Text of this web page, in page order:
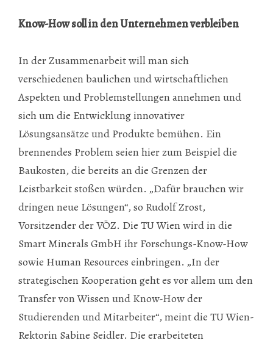
Know-How soll in den Unternehmen verbleiben
In der Zusammenarbeit will man sich
verschiedenen baulichen und wirtschaftlichen
Aspekten und Problemstellungen annehmen und
sich um die Entwicklung innovativer
Lösungsansätze und Produkte bemühen. Ein
brennendes Problem seien hier zum Beispiel die
Baukosten, die bereits an die Grenzen der
Leistbarkeit stoßen würden. „Dafür brauchen wir
dringen neue Lösungen“, so Rudolf Zrost,
Vorsitzender der VÖZ. Die TU Wien wird in die
Smart Minerals GmbH ihr Forschungs-Know-How
sowie Human Resources einbringen. „In der
strategischen Kooperation geht es vor allem um den
Transfer von Wissen und Know-How der
Studierenden und Mitarbeiter“, meint die TU Wien-
Rektorin Sabine Seidler. Die erarbeiteten